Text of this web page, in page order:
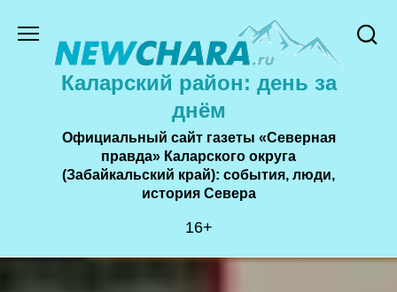
содержанию
Каларский район: день за
днём
Официальный сайт газеты «Северная
правда» Каларского округа
(Забайкальский край): события, люди,
история Cевера
16+